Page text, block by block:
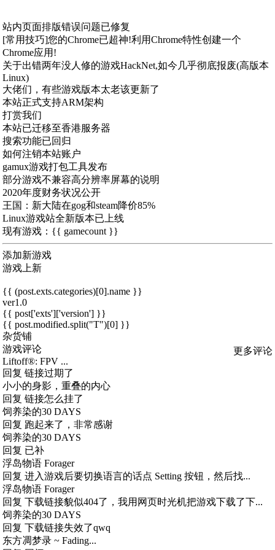
站内页面排版错误问题已修复
[常用技巧]您的Chrome已超神!利用Chrome特性创建一个
Chrome应用!
关于出错两年没人修的游戏HackNet,如今几乎彻底报废(高版本
Linux)
大佬们，有些游戏版本太老该更新了
本站正式支持ARM架构
打赏我们
本站已迁移至香港服务器
搜索功能已回归
如何注销本站账户
gamux游戏打包工具发布
部分游戏不兼容高分辨率屏幕的说明
2020年度财务状况公开
王国：新大陆在gog和steam降价85%
Linux游戏站全新版本已上线
现有游戏：{{ gamecount }}
添加新游戏
游戏上新
{{ (post.exts.categories)[0].name }}
ver1.0
{{ post['exts']['version'] }}
{{ post.modified.split("T")[0] }}
杂货铺
游戏评论
更多评论
Liftoff®: FPV ...
回复 链接过期了
小小的身影，重叠的内心
回复 链接怎么挂了
饲养染的30 DAYS
回复 跑起来了，非常感谢
饲养染的30 DAYS
回复 已补
浮岛物语 Forager
回复 进入游戏后要切换语言的话点 Setting 按钮，然后找...
浮岛物语 Forager
回复 下载链接貌似404了，我用网页时光机把游戏下载了下...
饲养染的30 DAYS
回复 下载链接失效了qwq
东方凋梦录 ~ Fading...